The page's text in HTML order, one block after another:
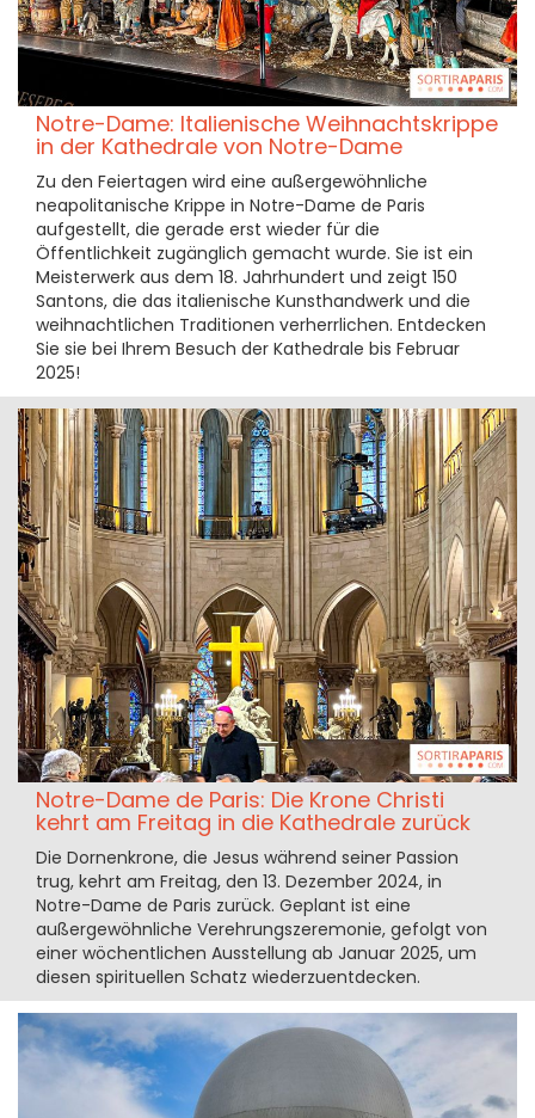
Notre-Dame: Italienische Weihnachtskrippe
in der Kathedrale von Notre-Dame
Zu den Feiertagen wird eine außergewöhnliche
neapolitanische Krippe in Notre-Dame de Paris
aufgestellt, die gerade erst wieder für die
Öffentlichkeit zugänglich gemacht wurde. Sie ist ein
Meisterwerk aus dem 18. Jahrhundert und zeigt 150
Santons, die das italienische Kunsthandwerk und die
weihnachtlichen Traditionen verherrlichen. Entdecken
Sie sie bei Ihrem Besuch der Kathedrale bis Februar
2025!
Notre-Dame de Paris: Die Krone Christi
kehrt am Freitag in die Kathedrale zurück
Die Dornenkrone, die Jesus während seiner Passion
trug, kehrt am Freitag, den 13. Dezember 2024, in
Notre-Dame de Paris zurück. Geplant ist eine
außergewöhnliche Verehrungszeremonie, gefolgt von
einer wöchentlichen Ausstellung ab Januar 2025, um
diesen spirituellen Schatz wiederzuentdecken.